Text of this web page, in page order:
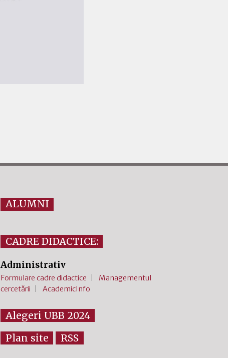
ALUMNI
CADRE DIDACTICE:
Administrativ
Formulare cadre didactice
Managementul
cercetării
AcademicInfo
Alegeri UBB 2024
Plan site
RSS